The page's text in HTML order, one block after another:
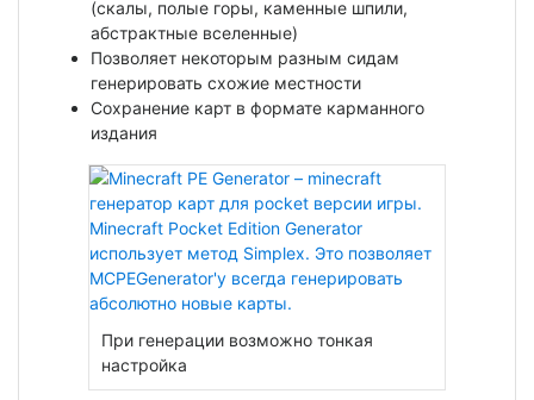
(скалы, полые горы, каменные шпили,
абстрактные вселенные)
Позволяет некоторым разным сидам
генерировать схожие местности
Сохранение карт в формате карманного
издания
При генерации возможно тонкая
настройка